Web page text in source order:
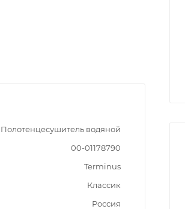
Полотенцесушитель водяной
00-01178790
Terminus
Классик
Россия